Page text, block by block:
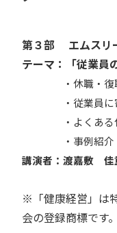
第３部 エムスリ
テーマ：「従業員
・休職・復
・従業員に寄
・よくある休
・事例紹介
講演者：渡嘉敷
※ 「健康経営」
会の登録商標です。